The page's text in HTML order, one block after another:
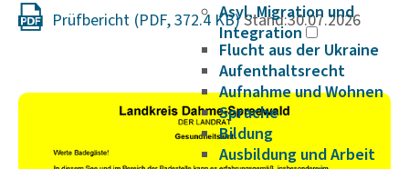
Asyl, Migration und
Integration
Flucht aus der Ukraine
Aufenthaltsrecht
Aufnahme und Wohnen
Sprache
Bildung
Ausbildung und Arbeit
Prüfbericht
Stand:30.07.2026